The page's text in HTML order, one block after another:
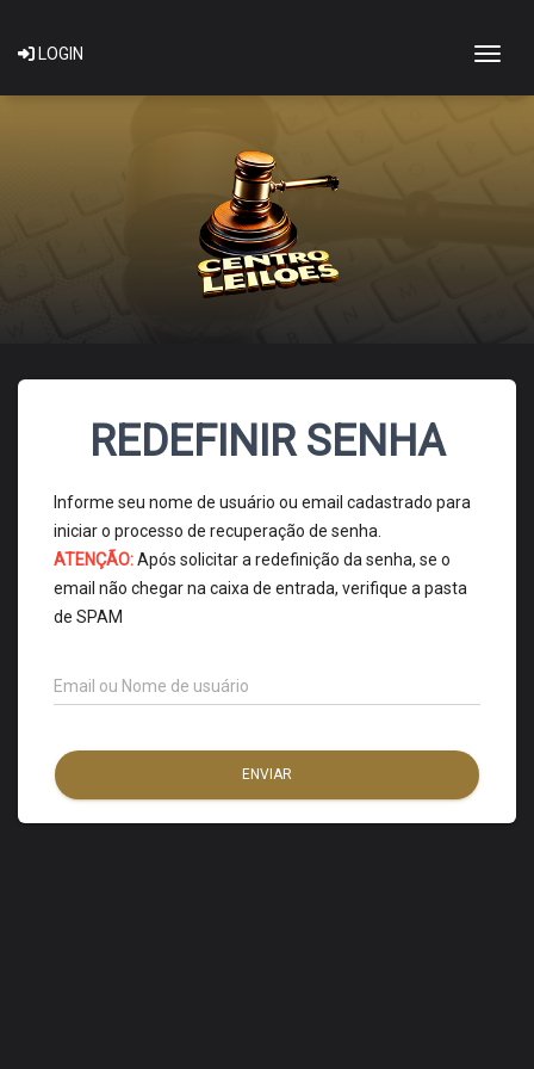
LOGIN
REDEFINIR SENHA
Informe seu nome de usuário ou email cadastrado para
iniciar o processo de recuperação de senha.
ATENÇÃO:Após solicitar a redefinição da senha, se o
email não chegar na caixa de entrada, verifique a pasta
de SPAM
Email ou Nome de usuário
ENVIAR